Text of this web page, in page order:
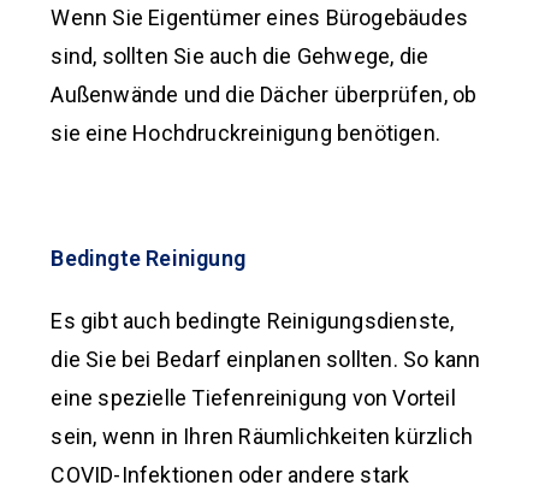
Wenn Sie Eigentümer eines Bürogebäudes
sind, sollten Sie auch die Gehwege, die
Außenwände und die Dächer überprüfen, ob
sie eine Hochdruckreinigung benötigen.
Bedingte Reinigung
Es gibt auch bedingte Reinigungsdienste,
die Sie bei Bedarf einplanen sollten. So kann
eine spezielle Tiefenreinigung von Vorteil
sein, wenn in Ihren Räumlichkeiten kürzlich
COVID-Infektionen oder andere stark